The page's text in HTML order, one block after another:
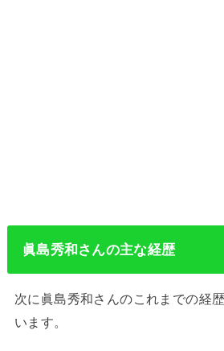
眞島秀和さんの主な経歴
次に眞島秀和さんのこれまでの経
います。